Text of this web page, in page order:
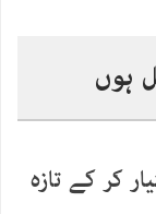
ہوں
کر کے تازہ